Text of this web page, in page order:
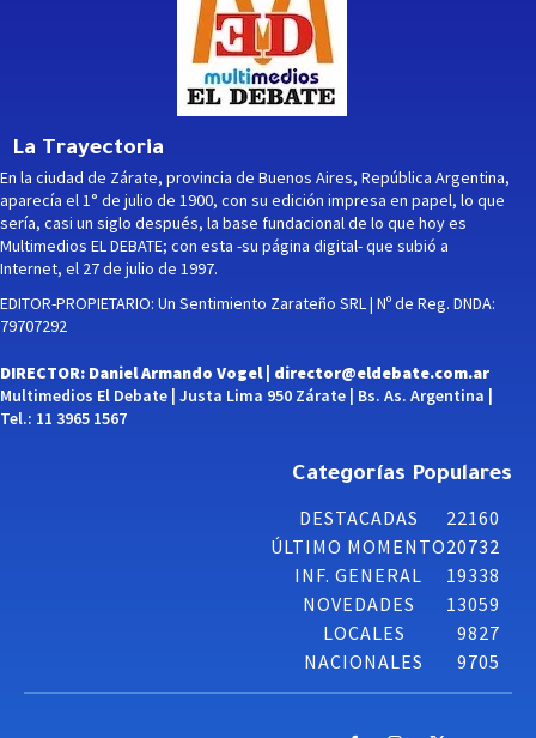
La Trayectoria
En la ciudad de Zárate, provincia de Buenos Aires, República Argentina,
aparecía el 1° de julio de 1900, con su edición impresa en papel, lo que
sería, casi un siglo después, la base fundacional de lo que hoy es
Multimedios EL DEBATE; con esta -su página digital- que subió a
Internet, el 27 de julio de 1997.
EDITOR-PROPIETARIO: Un Sentimiento Zarateño SRL | Nº de Reg. DNDA:
79707292
DIRECTOR: Daniel Armando Vogel | director@eldebate.com.ar
Multimedios El Debate | Justa Lima 950 Zárate | Bs. As. Argentina |
Tel.: 11 3965 1567
Categorías Populares
DESTACADAS
22160
ÚLTIMO MOMENTO20732
INF. GENERAL
19338
NOVEDADES
13059
LOCALES
9827
NACIONALES
9705